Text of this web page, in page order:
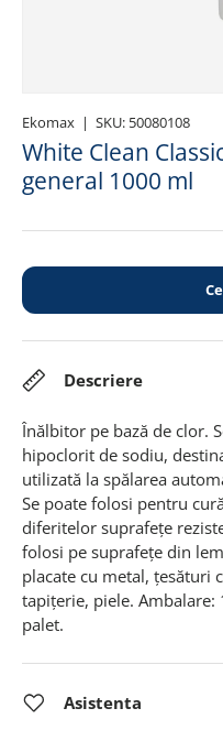
Ekomax | SKU: 50080108
White Clean
general 1000 ml
Descriere
Înălbitor pe bază de clor.
hipoclorit de sodiu,
utilizată la spălarea
Se poate folosi pentru
diferitelor suprafețe
folosi pe suprafețe din
placate cu metal, țesături
tapițerie, piele.
palet.
Asistenta